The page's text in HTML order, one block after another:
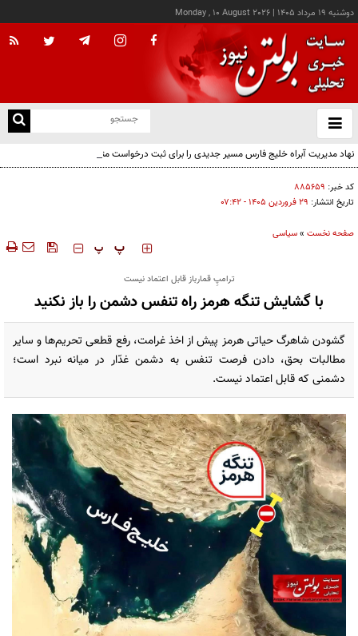
دوشنبه ۱۹ مرداد ۱۴۰۵ |
Monday , 10 August 2026
باز
و
نهاد مدیریت آبراه خلیج فارس مسیر جدیدی را برای ثبت درخواست متقاضیان معرفی کرد
کد خبر: ۸۸۵۶۵۹
تاریخ انتشار: ۲۹ فروردين ۱۴۰۵ - ۰۷:۴۲
صفحه نخست »سیاسی
‍‍‍ پ پ
ترامپِ قمارباز قابل اعتماد نیست
با گشایش تنگه هرمز راه تنفس دشمن را باز نکنید
گشودن شاهرگ حیاتی هرمز پیش از اخذ غرامت، رفع قطعی تحریم‌ها و سایر
مطالبات بحق، دادن فرصت تنفس به دشمن غدّار در میانه نبرد است؛
دشمنی که قابل اعتماد نیست.